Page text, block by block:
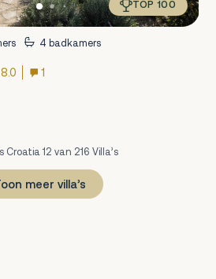
TOP 100
4 badkamers
8.0 1
Croatia 12 van 216 Villa’s
meer villa’s